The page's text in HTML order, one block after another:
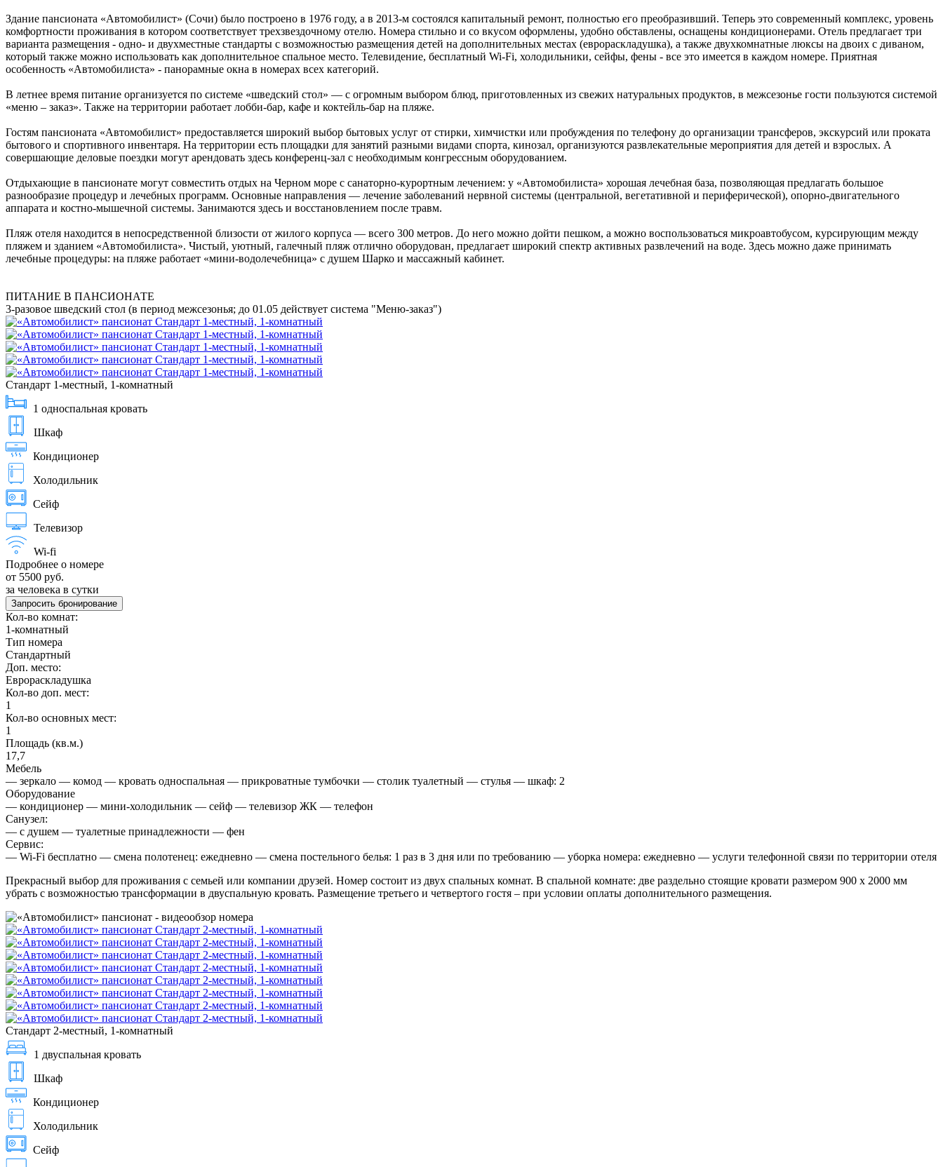
Здание пансионата «Автомобилист» (Сочи) было построено в 1976 году, а в 2013-м состоялся капитальный ремонт, полностью его преобразивший. Теперь это современный комплекс, уровень
комфортности проживания в котором соответствует трехзвездочному отелю. Номера стильно и со вкусом оформлены, удобно обставлены, оснащены кондиционерами. Отель предлагает три
варианта размещения - одно- и двухместные стандарты с возможностью размещения детей на дополнительных местах (еврораскладушка), а также двухкомнатные люксы на двоих с диваном,
который также можно использовать как дополнительное спальное место. Телевидение, бесплатный Wi-Fi, холодильники, сейфы, фены - все это имеется в каждом номере. Приятная
особенность «Автомобилиста» - панорамные окна в номерах всех категорий.
В летнее время питание организуется по системе «шведский стол» — с огромным выбором блюд, приготовленных из свежих натуральных продуктов, в межсезонье гости пользуются системой
«меню – заказ». Также на территории работает лобби-бар, кафе и коктейль-бар на пляже.
Гостям пансионата «Автомобилист» предоставляется широкий выбор бытовых услуг от стирки, химчистки или пробуждения по телефону до организации трансферов, экскурсий или проката
бытового и спортивного инвентаря. На территории есть площадки для занятий разными видами спорта, кинозал, организуются развлекательные мероприятия для детей и взрослых. А
совершающие деловые поездки могут арендовать здесь конференц-зал с необходимым конгрессным оборудованием.
Отдыхающие в пансионате могут совместить отдых на Черном море с санаторно-курортным лечением: у «Автомобилиста» хорошая лечебная база, позволяющая предлагать большое
разнообразие процедур и лечебных программ. Основные направления — лечение заболеваний нервной системы (центральной, вегетативной и периферической), опорно-двигательного
аппарата и костно-мышечной системы. Занимаются здесь и восстановлением после травм.
Пляж отеля находится в непосредственной близости от жилого корпуса — всего 300 метров. До него можно дойти пешком, а можно воспользоваться микроавтобусом, курсирующим между
пляжем и зданием «Автомобилиста». Чистый, уютный, галечный пляж отлично оборудован, предлагает широкий спектр активных развлечений на воде. Здесь можно даже принимать
лечебные процедуры: на пляже работает «мини-водолечебница» с душем Шарко и массажный кабинет.
ПИТАНИЕ В ПАНСИОНАТЕ
3-разовое шведский стол (в период межсезонья; до 01.05 действует система "Меню-заказ")
Стандарт 1-местный, 1-комнатный
1 односпальная кровать
Шкаф
Кондиционер
Холодильник
Сейф
Телевизор
Wi-fi
Подробнее о номере
от 5500 руб.
за человека в сутки
Запросить бронирование
Кол-во комнат:
1-комнатный
Тип номера
Стандартный
Доп. место:
Еврораскладушка
Кол-во доп. мест:
1
Кол-во основных мест:
1
Площадь (кв.м.)
17,7
Мебель
— зеркало — комод — кровать односпальная — прикроватные тумбочки — столик туалетный — стулья — шкаф: 2
Оборудование
— кондиционер — мини-холодильник — сейф — телевизор ЖК — телефон
Санузел:
— с душем — туалетные принадлежности — фен
Сервис:
— Wi-Fi бесплатно — смена полотенец: ежедневно — смена постельного белья: 1 раз в 3 дня или по требованию — уборка номера: ежедневно — услуги телефонной связи по территории отеля
Прекрасный выбор для проживания с семьей или компании друзей. Номер состоит из двух спальных комнат. В спальной комнате: две раздельно стоящие кровати размером 900 х 2000 мм
убрать с возможностью трансформации в двуспальную кровать. Размещение третьего и четвертого гостя – при условии оплаты дополнительного размещения.
Стандарт 2-местный, 1-комнатный
1 двуспальная кровать
Шкаф
Кондиционер
Холодильник
Сейф